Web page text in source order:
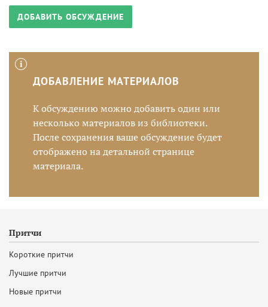
ДОБАВЛЕНИЕ МАТЕРИАЛОВ
К обсуждению можно добавить один или
несколько материалов из библиотеки.
После сохранения ваше обсуждение будет
отображено на детальной странице
материала.
Притчи
Короткие притчи
Лучшие притчи
Новые притчи